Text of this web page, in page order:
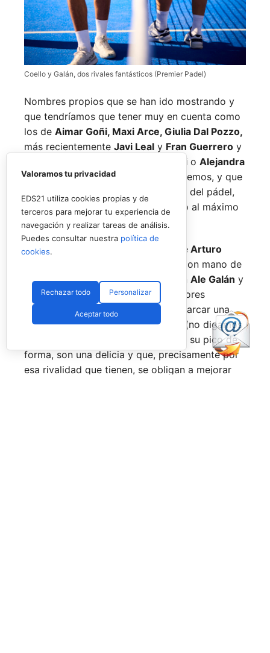
Coello y Galán, dos rivales fantásticos (Premier Padel)
Nombres propios que se han ido mostrando y
que tendríamos que tener muy en cuenta como
los de Aimar Goñi, Maxi Arce, Giulia Dal Pozzo,
más recientemente Javi Leal y Fran Guerrero y
Miguel Lamperti o Alejandra
Salazar,a los que siempre recordaremos, y que
están en su etapa más «disfrutona» del pádel,
pensando más en vivir cada partido al máximo
que en los puntos o los títulos.
No por ello hemos de olvidarnos de Arturo
que rigen con mano de
hierro el circuito pero que tienen en Ale Galán y
Fede Chingottoa dos competidores
sublimes. Dos parejas llamadas a marcar una
época por lo difícil que es jugarles (no digamos
ya ganarles) y que cuando están en su pico de
forma, son una delicia y que, precisamente por
esa rivalidad que tienen, se obligan a mejorar
Valoramos tu privacidad
EDS21 utiliza cookies propias y de
terceros para mejorar tu experiencia de
navegación y realizar tareas de análisis.
Puedes consultar nuestra política de
cookies.
Rechazar todo Personalizar
Aceptar todo